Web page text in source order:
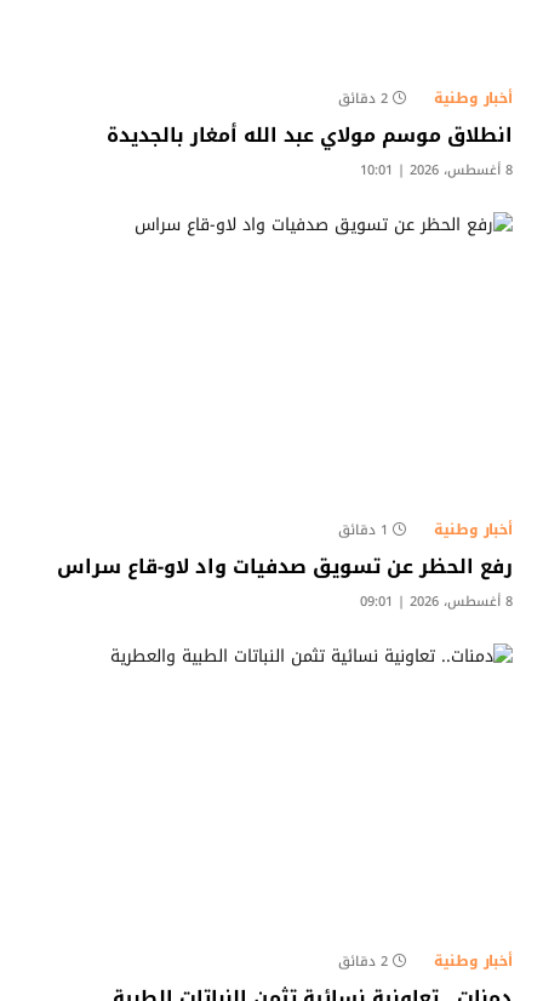
أخبار وطنية 2 دقائق
انطلاق موسم مولاي عبد الله أمغار بالجديدة
8 أغسطس، 2026 | 10:01
أخبار وطنية 1 دقائق
رفع الحظر عن تسويق صدفيات واد لاو-قاع سراس
8 أغسطس، 2026 | 09:01
أخبار وطنية 2 دقائق